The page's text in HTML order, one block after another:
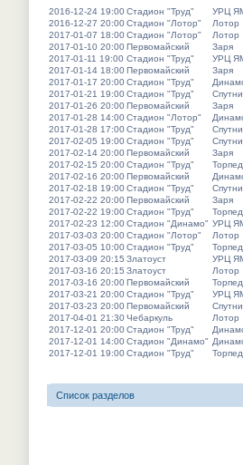
2016-12-24 19:00Стадион "Труд" УРЦ
2016-12-27 20:00Стадион "Лотор" Лотор
2017-01-07 18:00Стадион "Лотор" Лотор
2017-01-10 20:00Первомайский Заря
2017-01-11 19:00 Стадион "Труд" УРЦ
2017-01-14 18:00Первомайский Заря
2017-01-17 20:00Стадион "Труд"
2017-01-21 19:00Стадион "Труд"
2017-01-26 20:00Первомайский Заря
2017-01-28 14:00Стадион "Лотор"
2017-01-28 17:00Стадион "Труд"
2017-02-05 19:00Стадион "Труд"
2017-02-14 20:00Первомайский Заря
2017-02-15 20:00Стадион "Труд"
2017-02-16 20:00Первомайский
2017-02-18 19:00Стадион "Труд"
2017-02-22 20:00Первомайский Заря
2017-02-22 19:00Стадион "Труд"
2017-02-23 12:00Стадион "Динамо" УРЦ
2017-03-03 20:00Стадион "Лотор" Лотор
2017-03-05 10:00Стадион "Труд"
2017-03-09 20:15 Златоуст УРЦ
2017-03-16 20:15 Златоуст Лотор
2017-03-16 20:00Первомайский
2017-03-21 20:00Стадион "Труд" УРЦ
2017-03-23 20:00Первомайский
2017-04-01 21:30Чебаркуль Лотор
2017-12-01 20:00Стадион "Труд"
2017-12-01 14:00Стадион "Динамо"
2017-12-01 19:00Стадион "Труд"
Список разделов